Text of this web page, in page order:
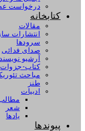
درخواست
کتابخانه
مقالات
انتشارات
سرودها
صدای فدائی
آرشیو
کتاب-جزوات
مباحث
طنز
ادبیات
شعر
یادها
پیوندها